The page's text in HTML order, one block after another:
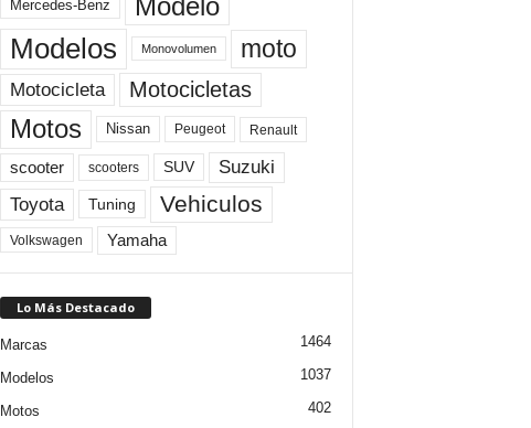
Mercedes-Benz
Modelos Monovolumen moto
Motocicleta Motocicletas
Motos Nissan Peugeot Renault
scooter scooters SUV Suzuki
Toyota Tuning Vehiculos
Volkswagen Yamaha
Lo Más Destacado
Marcas 1464
Modelos 1037
Motos 402